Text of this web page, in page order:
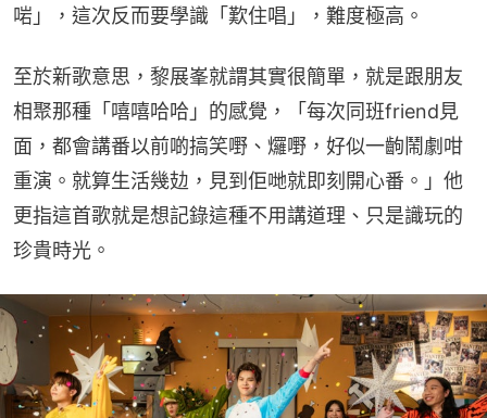
啱」，這次反而要學識「歎住唱」，難度極高。
至於新歌意思，黎展峯就謂其實很簡單，就是跟朋友
相聚那種「嘻嘻哈哈」的感覺，「每次同班friend見
面，都會講番以前啲搞笑嘢、𤓓嘢，好似一齣鬧劇咁
重演。就算生活幾攰，見到佢哋就即刻開心番。」他
更指這首歌就是想記錄這種不用講道理、只是識玩的
珍貴時光。